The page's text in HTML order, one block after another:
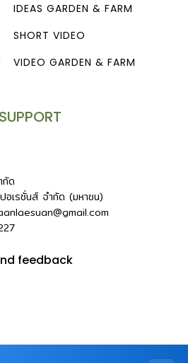
IDEAS GARDEN & FARM
SHORT VIDEO
VIDEO GARDEN & FARM
SUPPORT
กัด
อเรชั่นส์ จำกัด (มหาชน)
feedback